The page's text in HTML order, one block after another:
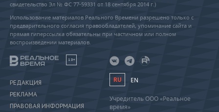
свидетельство Эл № ФС 77-59331 от 18 сентября 2014 г.)
Использование материалов Реального Времени разрешено только с
предварительного согласия правообладателей, упоминание сайта и
прямая гиперссылка обязательны при частичном или полном
воспроизведении материалов.
18+
РЕДАКЦИЯ
РЕКЛАМА
ПРАВОВАЯ ИНФОРМАЦИЯ
RU EN
Учредитель ООО «Реальное
время»